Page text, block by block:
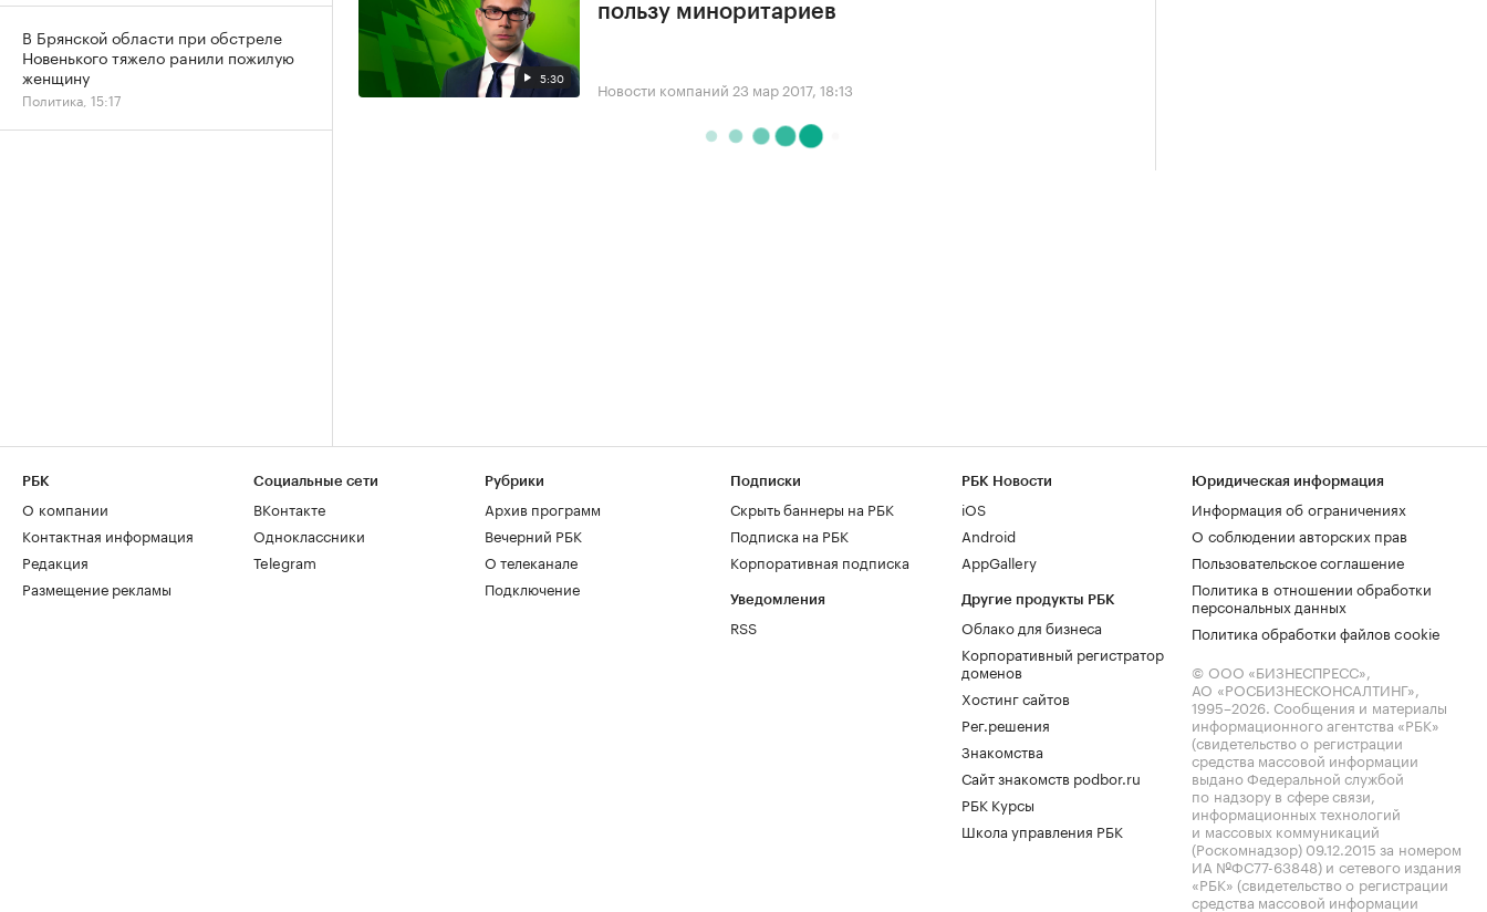
5:30
пользу миноритариев
Новости компаний 23 мар 2017, 18:13
В Брянской области при обстреле
Новенького тяжело ранили пожилую
женщину
Политика, 15:17
РБК
О компании
Контактная информация
Редакция
Размещение рекламы
Социальные сети
ВКонтакте
Одноклассники
Telegram
Рубрики
Архив программ
Вечерний РБК
О телеканале
Подключение
Подписки
Скрыть баннеры на РБК
Подписка на РБК
Корпоративная подписка
Уведомления
RSS
РБК Новости
iOS
Android
AppGallery
Другие продукты РБК
Облако для бизнеса
Корпоративный регистратор
доменов
Хостинг сайтов
Рег.решения
Знакомства
Сайт знакомств podbor.ru
РБК Курсы
Школа управления РБК
Юридическая информация
Информация об ограничениях
О соблюдении авторских прав
Пользовательское соглашение
Политика в отношении обработки
персональных данных
Политика обработки файлов cookie
© ООО «БИЗНЕСПРЕСС»,
АО «РОСБИЗНЕСКОНСАЛТИНГ»,
1995–2026. Сообщения и материалы
информационного агентства «РБК»
(свидетельство о регистрации
средства массовой информации
выдано Федеральной службой
по надзору в сфере связи,
информационных технологий
и массовых коммуникаций
(Роскомнадзор) 09.12.2015 за номером
ИА №ФС77-63848) и сетевого издания
«РБК» (свидетельство о регистрации
средства массовой информации